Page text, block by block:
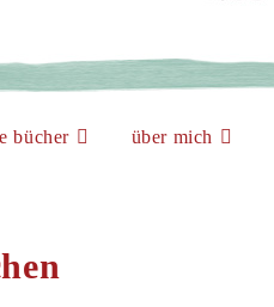
bücher über mich